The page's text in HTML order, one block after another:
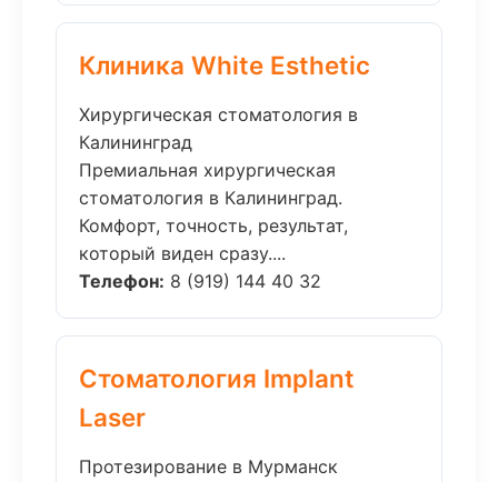
Клиника White Esthetic
Хирургическая стоматология в
Калининград
Премиальная хирургическая
стоматология в Калининград.
Комфорт, точность, результат,
который виден сразу....
Телефон: 8 (919) 144 40 32
Стоматология Implant
Laser
Протезирование в Мурманск